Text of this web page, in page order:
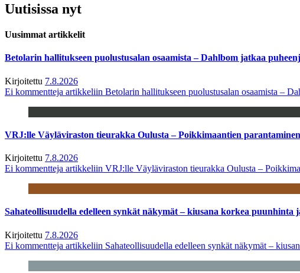
Uutisissa nyt
Uusimmat artikkelit
Betolarin hallitukseen puolustusalan osaamista – Dahlbom jatkaa
Kirjoitettu 7.8.2026
Ei kommentteja artikkeliin Betolarin hallitukseen puolustusalan osaamista –
VRJ:lle Väyläviraston tieurakka Oulusta – Poikkimaantien
Kirjoitettu 7.8.2026
Ei kommentteja artikkeliin VRJ:lle Väyläviraston tieurakka Oulusta –
Sahateollisuudella edelleen synkät näkymät – kiusana korkea puunhinta
Kirjoitettu 7.8.2026
Ei kommentteja artikkeliin Sahateollisuudella edelleen synkät näkymät –